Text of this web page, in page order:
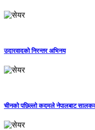
उदारवादको निरन्तर अभिनय
चीनको पछिल्लो कदमले नेपालबाट